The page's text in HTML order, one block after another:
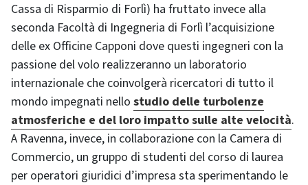
Cassa di Risparmio di Forlì) ha fruttato invece alla
seconda Facoltà di Ingegneria di Forlì l’acquisizione
delle ex Officine Capponi dove questi ingegneri con la
passione del volo realizzeranno un laboratorio
internazionale che coinvolgerà ricercatori di tutto il
mondo impegnati nello studio delle turbolenze
atmosferiche e del loro impatto sulle alte velocità.
A Ravenna, invece, in collaborazione con la Camera di
Commercio, un gruppo di studenti del corso di laurea
per operatori giuridici d’impresa sta sperimentando le